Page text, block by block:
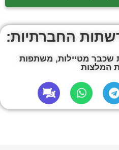
החברתיות:
שכבר מטיילות, משתפות
המלצות